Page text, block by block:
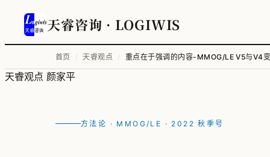
天睿咨询 · LOGIWIS
首页 / 天睿观点 / 重点在于强调的内容-MMOG/LE V5与V4
天睿观点 颜家平
方法论 · MMOG/LE · 2022 秋季号